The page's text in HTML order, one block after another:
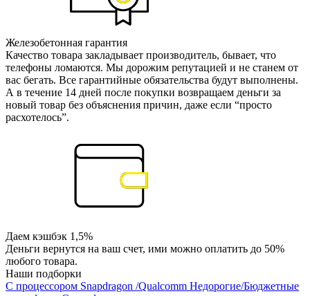
Железобетонная гарантия
Качество товара закладывает производитель, бывает, что
телефоны ломаются. Мы дорожим репутацией и не станем от
вас бегать. Все гарантийные обязательства будут выполнены.
А в течение 14 дней после покупки возвращаем деньги за
новый товар без объяснения причин, даже если “просто
расхотелось”.
Даем кэшбэк 1,5%
Деньги вернутся на ваш счет, ими можно оплатить до 50%
любого товара.
Наши подборки
С процессором Snapdragon /Qualcomm Недорогие/Бюджетные